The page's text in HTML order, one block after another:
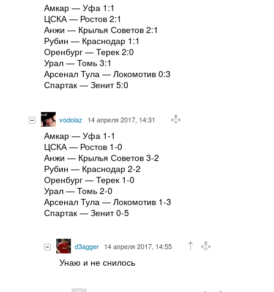
Амкар — Уфа 1:1
ЦСКА — Ростов 2:1
Анжи — Крылья Советов 2:1
Рубин — Краснодар 1:1
Оренбург — Терек 2:0
Урал — Томь 3:1
Арсенал Тула — Локомотив 0:3
Спартак — Зенит 5:0
vodolaz 14 апреля 2017, 14:31
Амкар — Уфа 1-1
ЦСКА — Ростов 1-0
Анжи — Крылья Советов 3-2
Рубин — Краснодар 2-2
Оренбург — Терек 1-0
Урал — Томь 2-0
Арсенал Тула — Локомотив 1-3
Спартак — Зенит 0-5
d3agger 14 апреля 2017, 14:55
Унаю и не снилось